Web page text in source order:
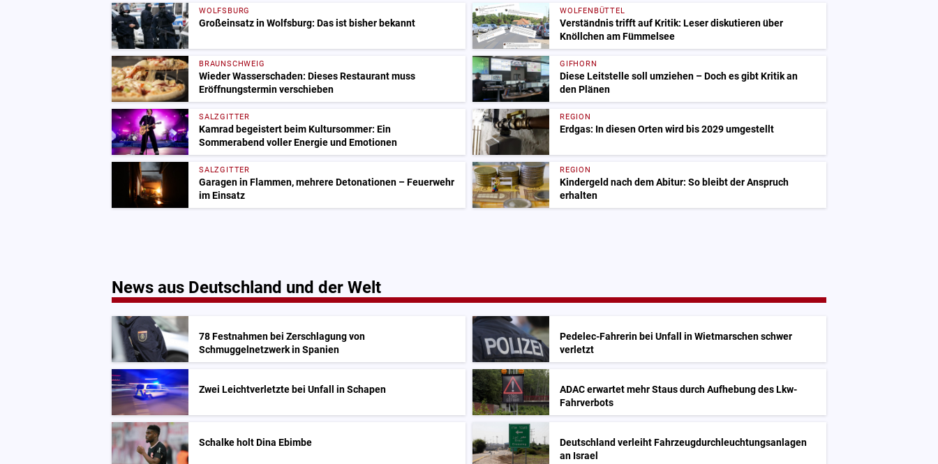
WOLFSBURG
Großeinsatz in Wolfsburg: Das ist bisher bekannt
WOLFENBÜTTEL
Verständnis trifft auf Kritik: Leser diskutieren über
Knöllchen am Fümmelsee
BRAUNSCHWEIG
Wieder Wasserschaden: Dieses Restaurant muss
Eröffnungstermin verschieben
GIFHORN
Diese Leitstelle soll umziehen – Doch es gibt Kritik an
den Plänen
SALZGITTER
Kamrad begeistert beim Kultursommer: Ein
Sommerabend voller Energie und Emotionen
REGION
Erdgas: In diesen Orten wird bis 2029 umgestellt
SALZGITTER
Garagen in Flammen, mehrere Detonationen – Feuerwehr
im Einsatz
REGION
Kindergeld nach dem Abitur: So bleibt der Anspruch
erhalten
News aus Deutschland und der Welt
78 Festnahmen bei Zerschlagung von
Schmuggelnetzwerk in Spanien
Pedelec-Fahrerin bei Unfall in Wietmarschen schwer
verletzt
Zwei Leichtverletzte bei Unfall in Schapen
ADAC erwartet mehr Staus durch Aufhebung des Lkw-
Fahrverbots
Schalke holt Dina Ebimbe
Deutschland verleiht Fahrzeugdurchleuchtungsanlagen
an Israel